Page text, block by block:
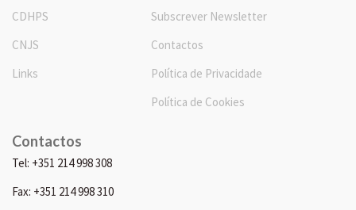
CDHPS
CNJS
Links
Subscrever Newsletter
Contactos
Política de Privacidade
Política de Cookies
Contactos
Tel: +351 214 998 308
Fax: +351 214 998 310